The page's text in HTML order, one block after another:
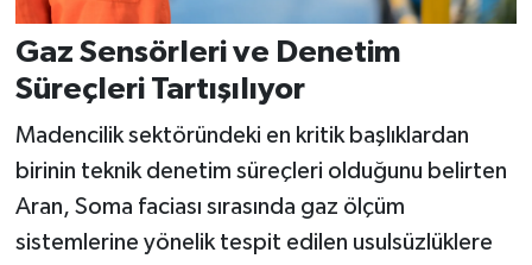
Gaz Sensörleri ve Denetim
Süreçleri Tartışılıyor
Madencilik sektöründeki en kritik başlıklardan
birinin teknik denetim süreçleri olduğunu belirten
Aran, Soma faciası sırasında gaz ölçüm
sistemlerine yönelik tespit edilen usulsüzlüklere